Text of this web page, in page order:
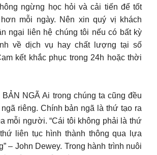
ngừng học hỏi và cải tiến để tốt
mỗi ngày. Nên xin quý vị khách
ngại liên hệ chúng tôi nếu có bất kỳ
về dịch vụ hay chất lượng tại số
kết khắc phục trong 24h hoặc thời
NGÃ Ai trong chúng ta cũng đều
riêng. Chính bản ngã là thứ tạo ra
mỗi người. “Cái tôi không phải là thứ
liên tục hình thành thông qua lựa
– John Dewey. Trong hành trình nuôi